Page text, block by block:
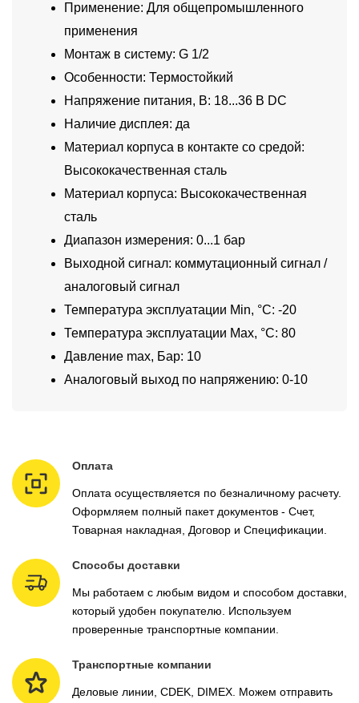
Применение: Для общепромышленного
применения
Монтаж в систему: G 1/2
Особенности: Термостойкий
Напряжение питания, В: 18...36 В DC
Наличие дисплея: да
Материал корпуса в контакте со средой:
Высококачественная сталь
Материал корпуса: Высококачественная
сталь
Диапазон измерения: 0...1 бар
Выходной сигнал: коммутационный сигнал /
аналоговый сигнал
Температура эксплуатации Min, °C: -20
Температура эксплуатации Max, °C: 80
Давление max, Бар: 10
Аналоговый выход по напряжению: 0-10
Оплата
Оплата осуществляется по безналичному расчету.
Оформляем полный пакет документов - Счет,
Товарная накладная, Договор и Спецификации.
Способы доставки
Мы работаем с любым видом и способом доставки,
который удобен покупателю. Используем
проверенные транспортные компании.
Транспортные компании
Деловые линии, CDEK, DIMEX. Можем отправить